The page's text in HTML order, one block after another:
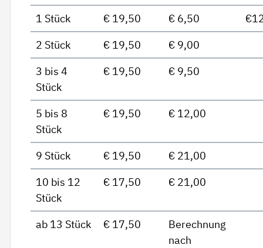
1 Stück
€ 19,50 € 6,50
2 Stück
€ 19,50
€ 9,00
3 bis 4
Stück
€ 19,50 € 9,50
5 bis 8
Stück
€ 19,50 € 12,00
9 Stück € 19,50
€ 21,00
10 bis 12
Stück
€ 17,50 € 21,00
ab 13 Stück € 17,50
Berechnung
nach